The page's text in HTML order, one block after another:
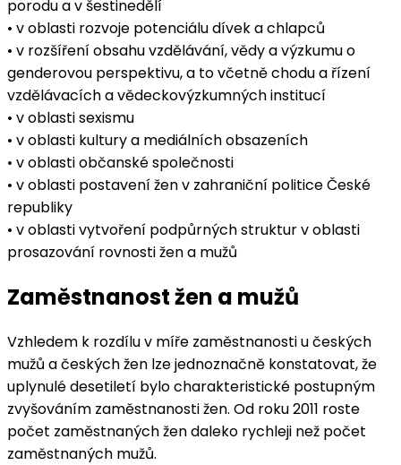
porodu a v šestinedělí
• v oblasti rozvoje potenciálu dívek a chlapců
• v rozšíření obsahu vzdělávání, vědy a výzkumu o
genderovou perspektivu, a to včetně chodu a řízení
vzdělávacích a vědeckovýzkumných institucí
• v oblasti sexismu
• v oblasti kultury a mediálních obsazeních
• v oblasti občanské společnosti
• v oblasti postavení žen v zahraniční politice České
republiky
• v oblasti vytvoření podpůrných struktur v oblasti
prosazování rovnosti žen a mužů
Zaměstnanost žen a mužů
Vzhledem k rozdílu v míře zaměstnanosti u českých
mužů a českých žen lze jednoznačně konstatovat, že
uplynulé desetiletí bylo charakteristické postupným
zvyšováním zaměstnanosti žen. Od roku 2011 roste
počet zaměstnaných žen daleko rychleji než počet
zaměstnaných mužů.